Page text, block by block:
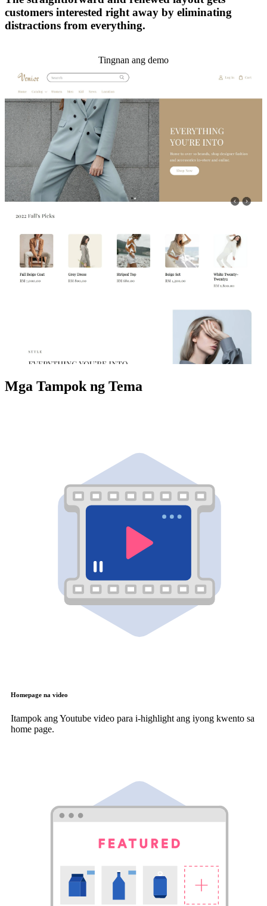
customers interested right away by eliminating
distractions from everything.
Tingnan ang demo
Mga Tampok ng Tema
Homepage na video
Itampok ang Youtube video para i-highlight ang iyong kwento sa
home page.